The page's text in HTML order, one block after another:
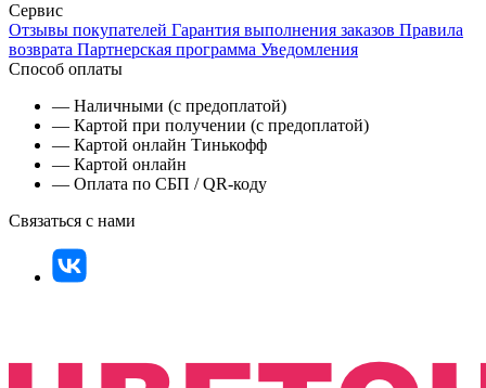
Сервис
Отзывы покупателей Гарантия выполнения заказов Правила
возврата Партнерская программа Уведомления
Способ оплаты
— Наличными (с предоплатой)
— Картой при получении (с предоплатой)
— Картой онлайн Тинькофф
— Картой онлайн
— Оплата по СБП / QR-коду
Связаться с нами